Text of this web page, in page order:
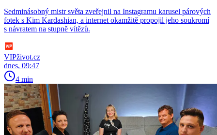
Sedminásobný mistr světa zveřejnil na Instagramu karusel párových
fotek s Kim Kardashian, a internet okamžitě propojil jeho soukromí
s návratem na stupně vítězů.
VIPživot.cz
dnes, 09:47
4 min